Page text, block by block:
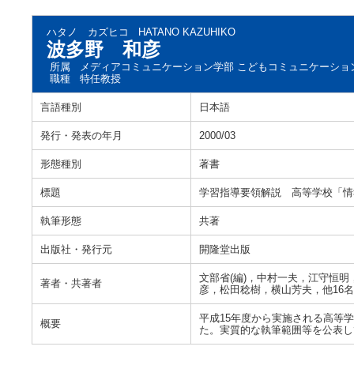
ハタノ カズヒコ HATANO KAZUHIKO
波多野 和彦
所属
メディアコミュニケーション学部 こどもコミュニケーショ
職種
特任教授
言語種別 日本語
発行・発表の年月 2000/03
形態種別 著書
標題 学習指導要領解説 高等学校「
執筆形態 共著
出版社・発行元 開隆堂出版
著者・共著者
文部省(編)，中村一夫，江守恒
彦，松田稔樹，横山芳夫，他16名
概要
平成15年度から実施される高等
た。実質的な執筆範囲等を公表